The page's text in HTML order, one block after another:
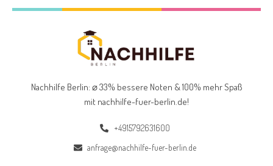
Nachhilfe Berlin: ⌀ 33% bessere Noten & 100% mehr Spaß
mit nachhilfe-fuer-berlin.de!
+4915792631600
anfrage@nachhilfe-fuer-berlin.de